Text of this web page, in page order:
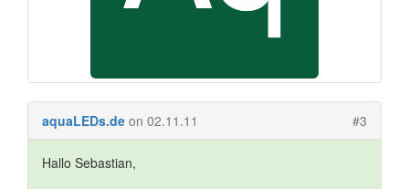
aquaLEDs.de on 02.11.11 #3
Hallo Sebastian,